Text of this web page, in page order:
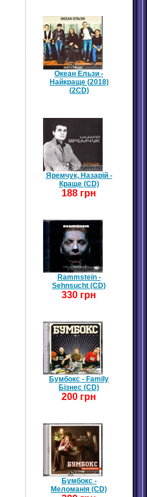
Океан Ельзи -
Найкраще (2018)
(2CD)
Яремчук, Назарій -
Краще (CD)
188 грн
Rammstein -
Sehnsucht (CD)
330 грн
Бумбокс - Family
Бізнес (CD)
200 грн
Бумбокс -
Меломанія (CD)